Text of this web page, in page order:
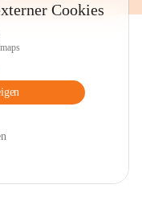
Cookies